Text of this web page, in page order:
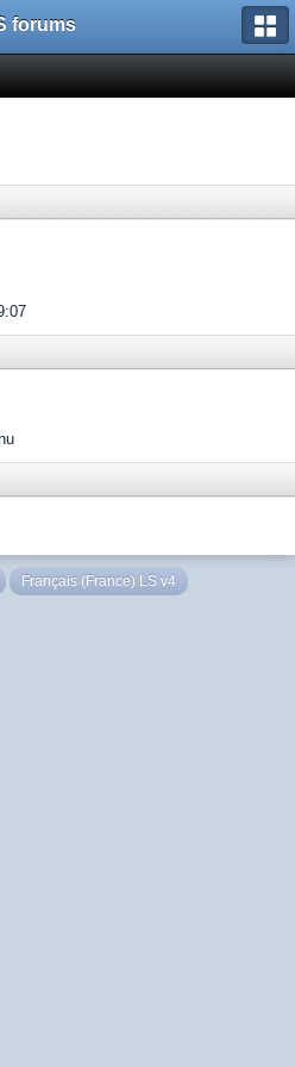
forums
Français (France) LS v4